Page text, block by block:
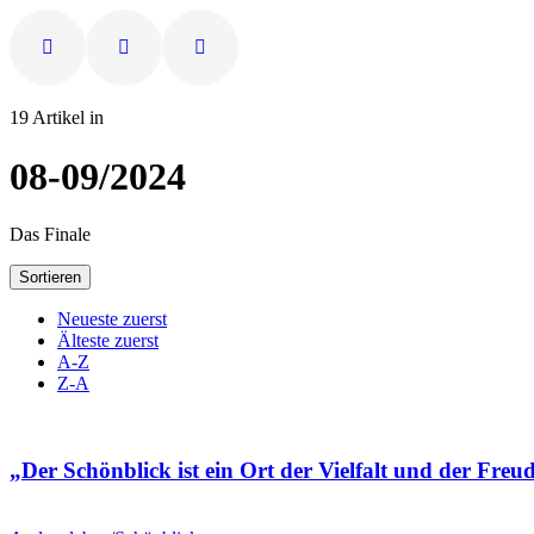
19 Artikel in
08-09/2024
Das Finale
Sortieren
Neueste zuerst
Älteste zuerst
A-Z
Z-A
„Der Schönblick ist ein Ort der Vielfalt und der